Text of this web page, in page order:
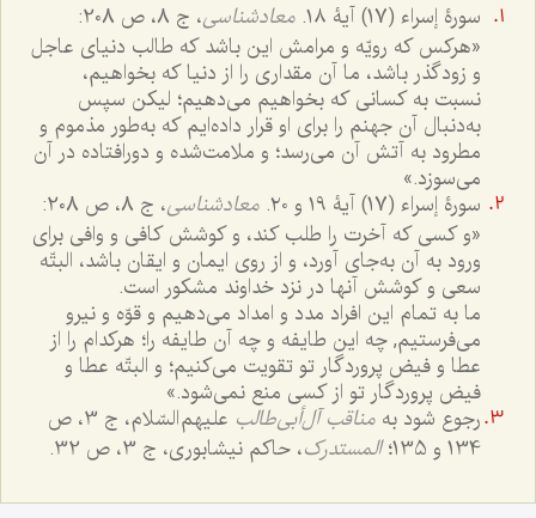
سورۀ إسراء (17) آیۀ ۱۸. معادشناسی، ج 8، ص 208:
«هرکس که رویّه و مرامش این باشد که طالب دنیای عاجل
و زودگذر باشد، ما آن مقداری را از دنیا که بخواهیم،
نسبت به کسانی که بخواهیم می‌دهیم؛ لیکن سپس
به‌دنبال آن جهنم را برای او قرار داده‌ایم که به‌طور مذموم و
مطرود به آتش آن می‌رسد؛ و ملامت‌شده و دورافتاده در آن
می‌سوزد.»
سورۀ إسراء (17) آیۀ ۱9 و ۲۰.
معادشناسی، ج 8، ص 208:
«و کسی که آخرت را طلب کند، و کوشش کافی و وافی برای
ورود به آن به‌جای آورد، و از روی ایمان و ایقان باشد، البتّه
سعی و کوشش آنها در نزد خداوند مشکور است.
ما به تمام این افراد مدد و امداد می‌دهیم و قوّه و نیرو
می‌فرستیم, چه این طایفه و چه آن طایفه را؛ هرکدام را از
عطا و فیض پروردگار تو تقویت می‌کنیم؛ و البتّه عطا و
فیض پروردگار تو از کسی منع نمی‌شود.»
رجوع شود به مناقب آل‌أبی‌طالب
علیهم السّلام، ج 3، ص
134 و 135؛
المستدرک، حاکم نیشابوری، ج 3، ص 32.